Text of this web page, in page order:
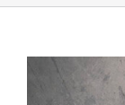
SHOP
AKTUELLES